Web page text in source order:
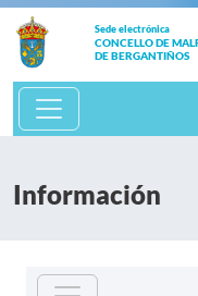
Sede electrónica
CONCELLO DE
DE BERGANTIÑOS
Información